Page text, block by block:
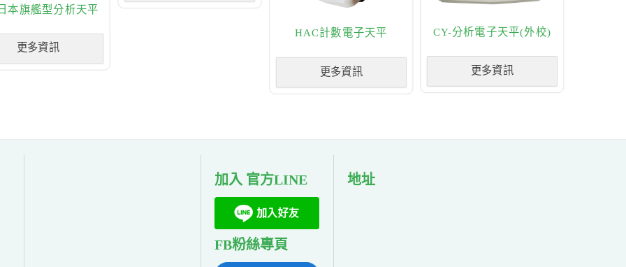
本旗艦型分析天平
更多資訊
HAC計數電子天平
更多資訊
CY-分析電子天平(外校)
更多資訊
加入 官方LINE
FB粉絲專頁
地址